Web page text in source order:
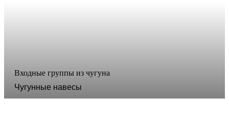
Входные группы из чугуна
Чугунные навесы